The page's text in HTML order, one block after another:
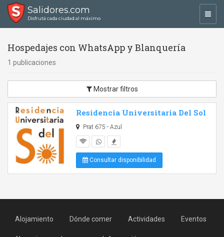
Salidores.com
Disfrutá cada ciudad al máximo
Hospedajes con WhatsApp y Blanquería
1 publicaciones
Mostrar filtros
Residencia Universitaria Del Sol
Prat 675 - Azul
Consultar disponibilidad
Alojamiento Dónde comer Actividades Eventos